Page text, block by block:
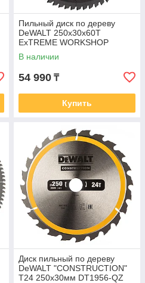
Пильный диск по дереву
DeWALT 250х30х60Т
ExTREME WORKSHOP
DT4352-QZ
В наличии
54 990 ₸
Купить
Диск пильный по дереву
DeWALT "CONSTRUCTION"
T24 250х30мм DT1956-QZ